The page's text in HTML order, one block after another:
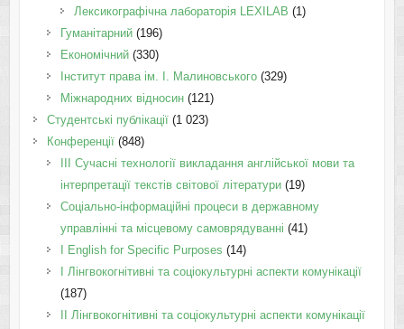
Лексикографічна лабораторія LEXILAB (1)
Гуманітарний(196)
Економічний(330)
Інститут права ім. І. Малиновського(329)
Міжнародних відносин(121)
Студентські публікації(1 023)
Конференції(848)
III Сучасні технології викладання англійської мови та
інтерпретації текстів світової літератури(19)
Соціально-інформаційні процеси в державному
управлінні та місцевому самоврядуванні (41)
І English for Specific Purposes (14)
I Лінгвокогнітивні та соціокультурні аспекти комунікації
(187)
IІ Лінгвокогнітивні та соціокультурні аспекти комунікації